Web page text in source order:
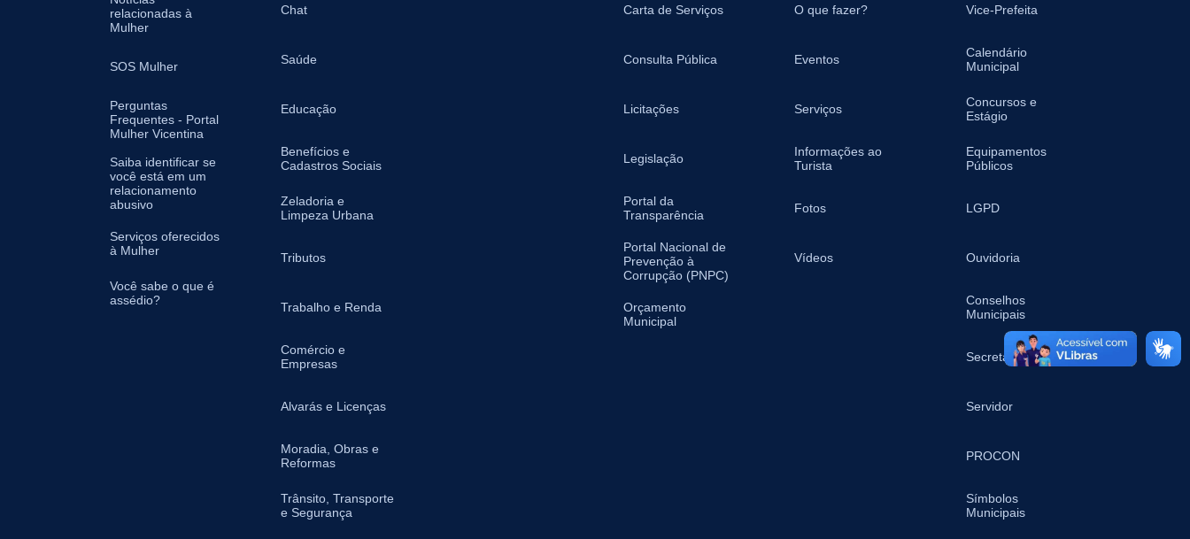
relacionadas à
Mulher
SOS Mulher
Perguntas
Frequentes - Portal
Mulher Vicentina
Saiba identificar se
você está em um
relacionamento
abusivo
Serviços oferecidos
à Mulher
Você sabe o que é
assédio?
Chat
Saúde
Educação
Benefícios e
Cadastros Sociais
Zeladoria e
Limpeza Urbana
Tributos
Trabalho e Renda
Comércio e
Empresas
Alvarás e Licenças
Moradia, Obras e
Reformas
Trânsito, Transporte
e Segurança
Carta de Serviços
Consulta Pública
Licitações
Legislação
Portal da
Transparência
Portal Nacional de
Prevenção à
Corrupção (PNPC)
Orçamento
Municipal
O que fazer?
Eventos
Serviços
Informações ao
Turista
Fotos
Vídeos
Vice-Prefeita
Calendário
Municipal
Concursos e
Estágio
Equipamentos
Públicos
LGPD
Ouvidoria
Conselhos
Municipais
Secretarias
Servidor
PROCON
Símbolos
Municipais